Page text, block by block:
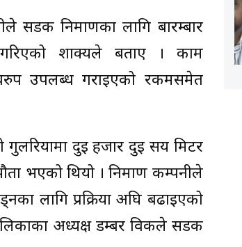
सडक निर्माणका लागि बारम्बार
शाक्यले बताए । काम
उपलब्ध गराइएको रकमसमेत
दुई हजार दुई सय मिटर
भएको थियो । निर्माण कम्पनीले
लागि प्रक्रिया अघि बढाइएको
अध्यक्ष डम्बर विकले सडक